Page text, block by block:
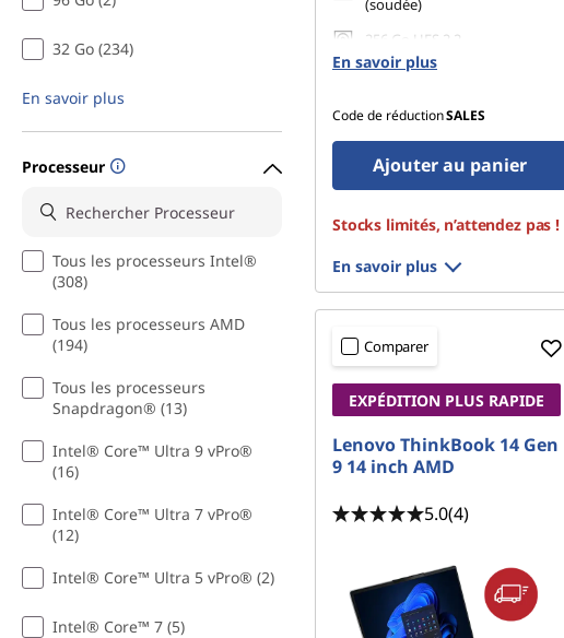
32 Go (234)
En savoir plus
Processeur
Tous les processeurs Intel®
(308)
Tous les processeurs AMD
(194)
Tous les processeurs
Snapdragon® (13)
Intel® Core™ Ultra 9 vPro®
(16)
Intel® Core™ Ultra 7 vPro®
(12)
Intel® Core™ Ultra 5 vPro® (2)
Intel® Core™ 7 (5)
(soudée)
256 Go UFS 2.2
En savoir plus
Code de réductionSALES
Ajouter au panier
Stocks limités, n’attendez pas !
En savoir plus
Comparer
EXPÉDITION PLUS RAPIDE
Lenovo ThinkBook 14 Gen
9 14 inch AMD
5.0(4)